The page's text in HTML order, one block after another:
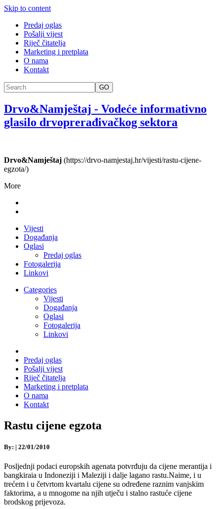
Skip to content
Predaj oglas
Pošalji vijest
Riječ čitatelja
Marketing i pretplata
O nama
Kontakt
GO
Drvo&Namještaj - Vodeće informativno
glasilo drvoprerađivačkog sektora
Drvo&Namještaj (https://drvo-namjestaj.hr/vijesti/rastu-cijene-
egzota/)
More
Vijesti
Događanja
Oglasi
Predaj oglas
Fotogalerija
Linkovi
Categories
Vijesti
Događanja
Oglasi
Fotogalerija
Linkovi
Predaj oglas
Pošalji vijest
Riječ čitatelja
Marketing i pretplata
O nama
Kontakt
Rastu cijene egzota
By: | 22/01/2010
Posljednji podaci europskih agenata potvrđuju da cijene merantija i
bangkiraia u Indoneziji i Maleziji i dalje lagano rastu.Naime, i u
trećem i u četvrtom kvartalu cijene su određene raznim vanjskim
faktorima, a u mnogome na njih utječu i stalno rastuće cijene
brodskog prijevoza.